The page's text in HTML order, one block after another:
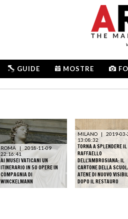
GUIDE MOSTRE
ROMA |
2018-11-09
22:16:41
AI MUSEI VATICANI UN
ITINERARIO IN 50 OPERE IN
COMPAGNIA DI
WINCKELMANN
MILANO |
2019-03-
13:08:32
TORNA A SPLENDERE IL
RAFFAELLO
DELL'AMBROSIANA: IL
CARTONE DELLA
ATENE DI NUOVO
DOPO IL RESTAURO